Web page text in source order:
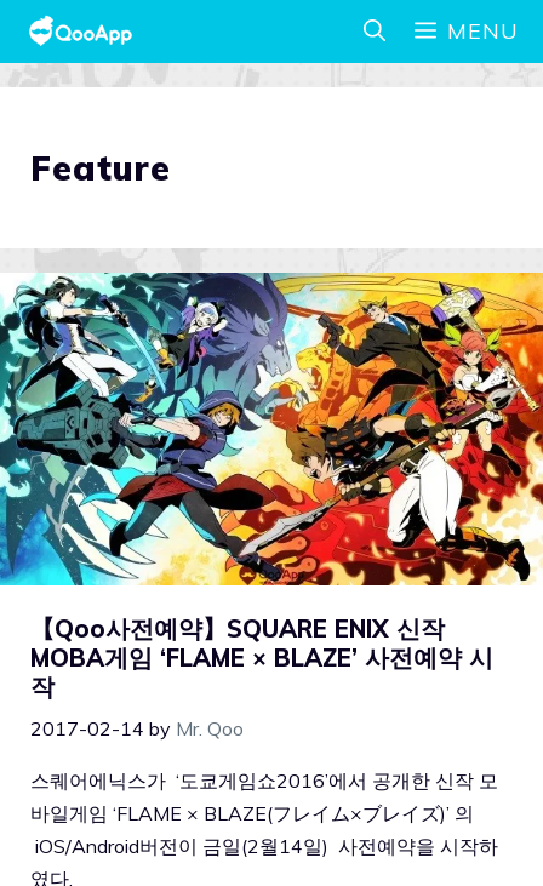
MENU
Feature
【Qoo사전예약】SQUARE ENIX 신작
MOBA게임 ‘FLAME × BLAZE’ 사전예약 시
작
2017-02-14 by Mr. Qoo
스퀘어에닉스가 ‘도쿄게임쇼2016’에서 공개한 신작 모
바일게임 ‘FLAME × BLAZE(フレイム×ブレイズ)’ 의
iOS/Android버전이 금일(2월14일) 사전예약을 시작하
였다.